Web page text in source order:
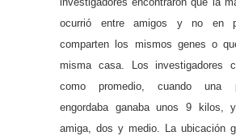
ocurrió entre amigos y no en
comparten los mismos genes o
misma casa. Los investigadores
como promedio, cuando una
engordaba ganaba unos 9 kilos,
amiga, dos y medio. La ubicación